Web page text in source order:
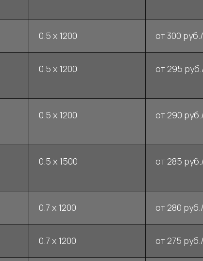
0.5 x 1200 от 300
0.5 x 1200 от 295
0.5 x 1200 от 290
0.5 x 1500 от 285
0.7 x 1200 от 280
0.7 x 1200 от 275